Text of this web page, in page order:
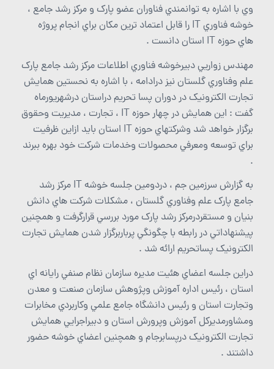
وي با اشاره به توانمندي فناوران عضو پارک و مرکز رشد جامع ،
خوشه فناوري IT را قابل اعتماد ترين مکان براي انجام پروژه
هاي حوزه IT استان دانست .
مهندس زواريي دبيرخوشه فناوري اطلاعات مرکز رشد جامع پارک
علم وفناوري گلستان نيز درادامه ، با اشاره به نحستين همايش
تجارت الکترونيک در دوران پسا تحريم دراستان درشهريورماه
گفت : اين همايش در چهار حوزه IT ، تجارت ، مديريت وحقوق
برگزار خواهد شد وشرکتهاي حوزه IT استان بايد ازاين ظرفيت
براي توسعه ومعرفي محصولات وخدمات شرکت خود بهره ببرند
.
به گزارش سرزمين جم ، دردومين جلسه خوشه IT مرکز رشد
جامع پارک علم وفناوري گلستان ، مشکلات شرکت هاي دانش
بنيان و مستقردرمرکز رشد پارک مورد بررسي قرارگرفت و همچنين
پيشنهاداتي در رابطه با چگونگي پرباربرگزار شدن همايش تجارت
الکترونيک پساتحريم ارائه شد .
دراين جلسه اعضاي هئيت مديره سازمان نظام صنفي رايانه اي
استان ، رئيس اداره آموزش وپژوهش سازمان صنعت و معدن
وتجارت استان و رئيس دانشگاه جامع علمي وکاربردي مخابرات
ومشاورمديرکل آموزش وپرورش استان و دبيراجرايي همايش
تجارت الکترونيک درپسابرجام و همچنين اعضاي خوشه حضور
داشتند .